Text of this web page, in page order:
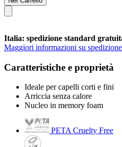
Italia: spedizione standard
Maggiori informazioni su spedizione
Caratteristiche e proprietà
Ideale per capelli corti e fini
Arriccia senza calore
Nucleo in memory foam
PETA Cruelty Free